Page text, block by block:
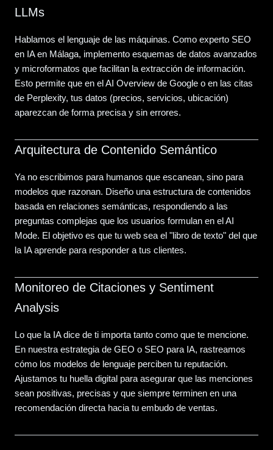
LLMs
Hablamos el lenguaje de las máquinas. Como experto SEO
en IA en Málaga, implemento esquemas de datos avanzados
y microformatos que facilitan la extracción de información.
Esto permite que en el AI Overview de Google o en las citas
de Perplexity, tus datos (precios, servicios, ubicación)
aparezcan de forma precisa y sin errores.
Arquitectura de Contenido Semántico
Ya no escribimos para humanos que escanean, sino para
modelos que razonan. Diseño una estructura de contenidos
basada en relaciones semánticas, respondiendo a las
preguntas complejas que los usuarios formulan en el AI
Mode. El objetivo es que tu web sea el "libro de texto" del que
la IA aprende para responder a tus clientes.
Monitoreo de Citaciones y Sentiment
Analysis
Lo que la IA dice de ti importa tanto como que te mencione.
En nuestra estrategia de GEO o SEO para IA, rastreamos
cómo los modelos de lenguaje perciben tu reputación.
Ajustamos tu huella digital para asegurar que las menciones
sean positivas, precisas y que siempre terminen en una
recomendación directa hacia tu embudo de ventas.